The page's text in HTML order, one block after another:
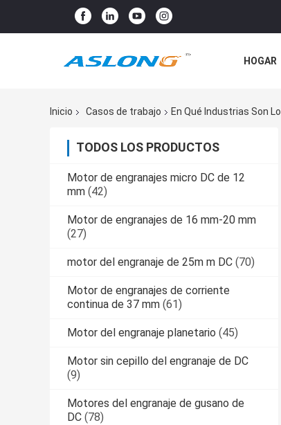
HOGAR
Inicio
Casos de trabajo En Qué Industrias Son
TODOS LOS PRODUCTOS
Motor de engranajes micro DC de 12
mm (42)
Motor de engranajes de 16 mm-20 mm
(27)
motor del engranaje de 25m m DC (70)
Motor de engranajes de corriente
continua de 37 mm (61)
Motor del engranaje planetario (45)
Motor sin cepillo del engranaje de DC
(9)
Motores del engranaje de gusano de
DC (78)